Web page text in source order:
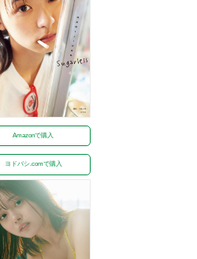
Amazonで購入
ヨドバシ.comで購入